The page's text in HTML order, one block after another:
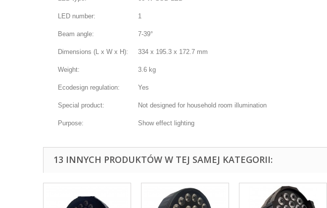
LED number: 1
Beam angle: 7-39°
Dimensions (L x W x H): 334 x 195.3 x 172.7 mm
Weight: 3.6 kg
Ecodesign regulation: Yes
Special product: Not designed for household room illumination
Purpose: Show effect lighting
13 INNYCH PRODUKTÓW W TEJ SAMEJ KATEGORII: